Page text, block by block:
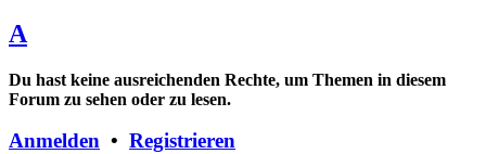
A
Du hast keine ausreichenden Rechte, um Themen in diesem
Forum zu sehen oder zu lesen.
Anmelden • Registrieren